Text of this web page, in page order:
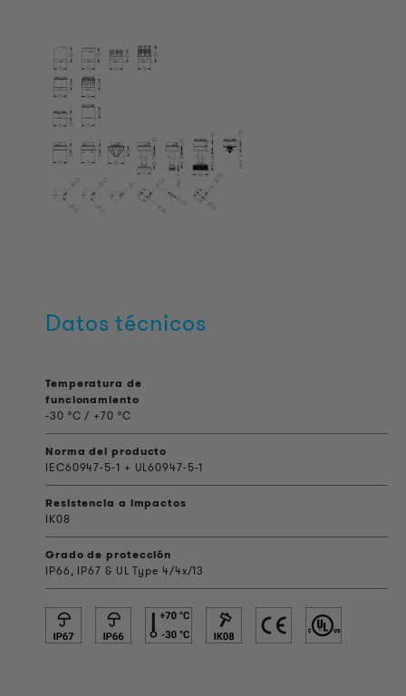
Datos técnicos
Temperatura de
funcionamiento
-30 °C / +70 °C
Norma del producto
IEC60947-5-1 + UL60947-5-1
Resistencia a impactos
IK08
Grado de protección
IP66, IP67 & UL Type 4/4x/13